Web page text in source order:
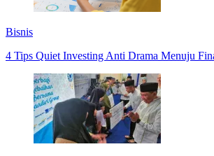
Bisnis
4 Tips Quiet Investing Anti Drama Menuju